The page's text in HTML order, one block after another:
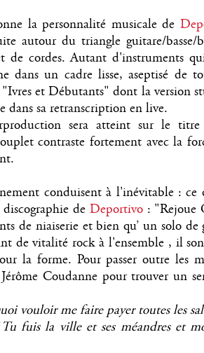
la personnalité musicale de
autour du triangle guitare/
de cordes. Autant d'instruments
dans un cadre lisse, aseptisé de
et Débutants" dont la version
dans sa retranscription en live.
sera atteint sur le
contraste fortement avec la
conduisent à l'inévitable : ce
de Deportivo: "Rejoue
de niaiserie et bien qu’ un solo
de vitalité rock à l'ensemble , il
la forme. Pour passer outre les
Coudanne pour trouver un
vouloir me faire payer toutes les
Tu fuis la ville et ses méandres et